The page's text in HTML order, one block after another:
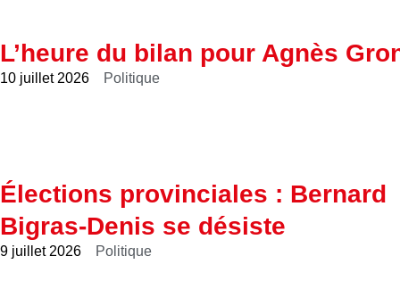
L’heure du bilan pour Agnès
10 juillet 2026 Politique
Élections provinciales : Bernard
Bigras-Denis se désiste
9 juillet 2026 Politique